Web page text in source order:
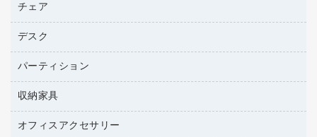
トナーカートリッジ
コピートナー
ハガキ用紙
その他コピー用紙・プリンタ用紙
コピー用紙
パソコンバッグ／収納用品
ネットワーク／ＬＡＮ機器
ネットワーク／ＬＡＮアクセサリー
セキュリティ用品
プロジェクタ
ファクシミリ
デジタルカメラ
スキャナー
コピー機
ＣＤ－ＲＷ
ＣＤ－Ｒ
メディア収納用品
プリンタ
チェア
応接イス・ベンチ
オフィスチェア
デスク
ミーティングテーブル
デスク
カウンター
パーティション
ホワイトボード・黒板
収納家具
保管庫・書庫
オフィスアクセサリー